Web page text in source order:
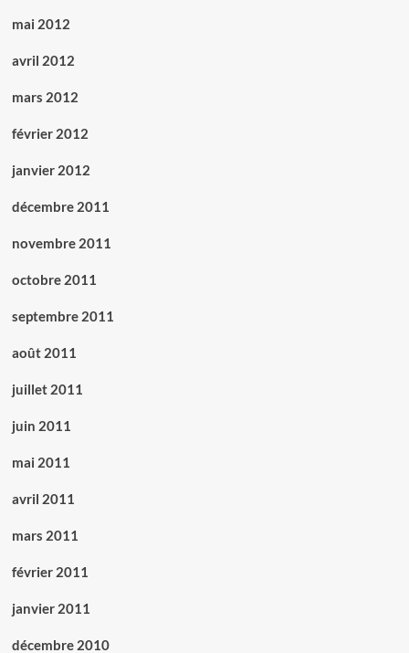
mai 2012
avril 2012
mars 2012
février 2012
janvier 2012
décembre 2011
novembre 2011
octobre 2011
septembre 2011
août 2011
juillet 2011
juin 2011
mai 2011
avril 2011
mars 2011
février 2011
janvier 2011
décembre 2010